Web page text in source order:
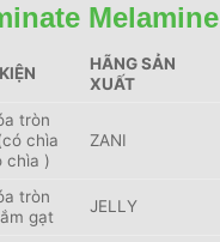
Melamine
HÃNG SẢN
XUẤT
tròn
chìa
chìa )
ZANI
tròn
gạt
JELLY